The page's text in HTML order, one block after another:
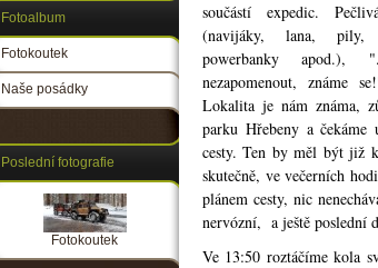
součástí expedic.
(navijáky, lana, pily,
powerbanky
nezapomenout, známe
Lokalita je nám známa,
parku Hřebeny a
cesty. Ten by měl být již
skutečně, ve večerních
plánem cesty, nic
nervózní, a ještě poslední
Ve 13:50 roztáčíme kola
Fotoalbum
Fotokoutek
Naše posádky
Poslední fotografie
Fotokoutek